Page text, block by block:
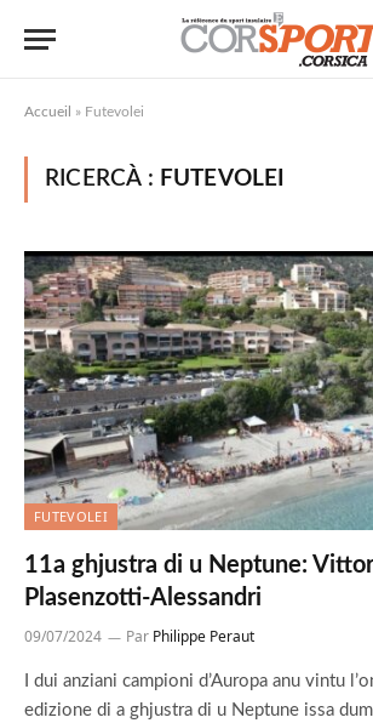
Accueil » Futevolei
RICERCÀ : FUTEVOLEI
FUTEVOLEI
11a ghjustra di u Neptune:
Plasenzotti-Alessandri
09/07/2024 Par Philippe Peraut
I dui anziani campioni d’Auropa anu vintu
edizione di a ghjustra di u Neptune issa